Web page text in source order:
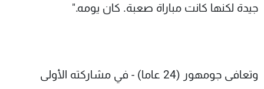
جيدة لكنها كانت مباراة صعبة. كان يومه."
وتعافى جومهور (24 عاما) - في مشاركته الأولى